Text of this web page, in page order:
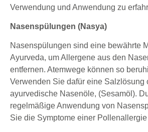
Verwendung und Anwendung zu
Nasenspülungen (Nasya)
Nasenspülungen sind eine bewährte
Ayurveda, um Allergene aus den
entfernen. Atemwege können so
Verwenden Sie dafür eine Salzlösung
ayurvedische Nasenöle, (Sesamöl).
regelmäßige Anwendung von
Sie die Symptome einer